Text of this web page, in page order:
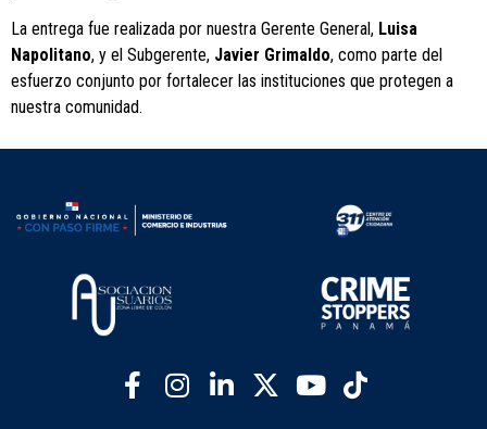
La entrega fue realizada por nuestra Gerente General, Luisa
Napolitano, y el Subgerente, Javier Grimaldo, como parte del
esfuerzo conjunto por fortalecer las instituciones que protegen a
nuestra comunidad.